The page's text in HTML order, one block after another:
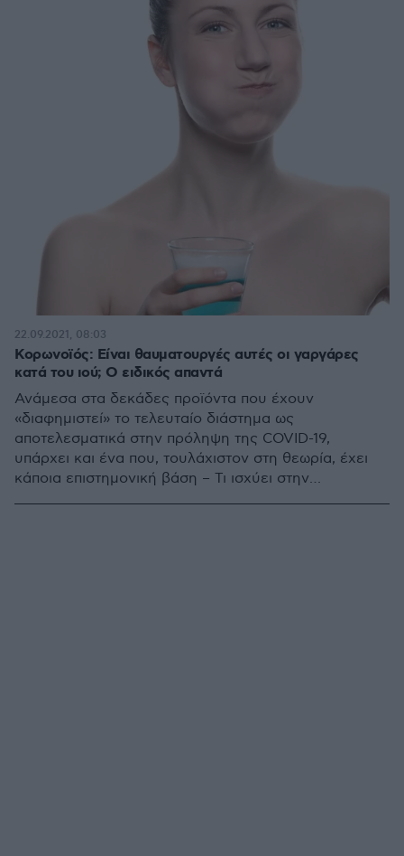
Κορωνοϊός: Είναι θαυματουργές αυτές οι γαργάρες
κατά του ιού; Ο ειδικός απαντά
Ανάμεσα στα δεκάδες προϊόντα που έχουν
«διαφημιστεί» το τελευταίο διάστημα ως
αποτελεσματικά στην πρόληψη της COVID-19,
υπάρχει και ένα που, τουλάχιστον στη θεωρία, έχει
κάποια επιστημονική βάση – Τι ισχύει στην
22.09.2021, 08:03